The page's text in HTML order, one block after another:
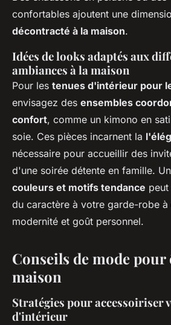
confortables ajoutent une
décontracté à la maison.
Idées de looks adaptés aux
ambiances à la maison
Pour les tenues d'intérieur pour
envisagez des ensembles
confort, comme un kimono en
soie. Ces pièces incarnent la
nécessaire pour accueillir des
d'une soirée détente en famille.
couleurs et motifs tendance
du caractère à votre garde-robe
modernité et goût personnel.
Conseils de mode pour
maison
Stratégies pour accessoiriser
d'intérieur